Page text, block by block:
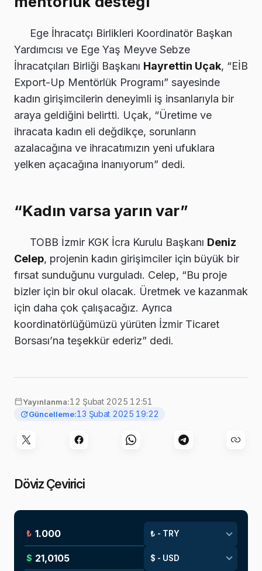
Ege İhracatçı Birlikleri Koordinatör Başkan
Yardımcısı ve Ege Yaş Meyve Sebze
İhracatçıları Birliği Başkanı Hayrettin Uçak, “EİB
Export-Up Mentörlük Programı” sayesinde
kadın girişimcilerin deneyimli iş insanlarıyla bir
araya geldiğini belirtti. Uçak, “Üretime ve
ihracata kadın eli değdikçe, sorunların
azalacağına ve ihracatımızın yeni ufuklara
yelken açacağına inanıyorum” dedi.
“Kadın varsa yarın var”
TOBB İzmir KGK İcra Kurulu Başkanı Deniz
Celep, projenin kadın girişimciler için büyük bir
fırsat sunduğunu vurguladı. Celep, “Bu proje
bizler için bir okul olacak. Üretmek ve kazanmak
için daha çok çalışacağız. Ayrıca
koordinatörlüğümüzü yürüten İzmir Ticaret
Borsası’na teşekkür ederiz” dedi.
Yayınlanma:12 Şubat 2025 12:51
Güncelleme:13 Şubat 2025 19:22
Döviz Çevirici
₺
$